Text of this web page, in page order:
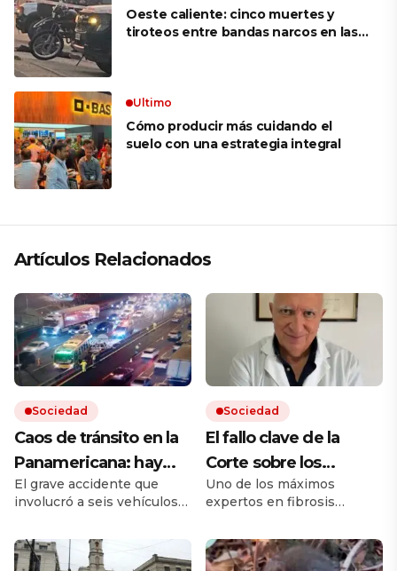
Oeste caliente: cinco muertes y
tiroteos entre bandas narcos en las
Ultimo
Cómo producir más cuidando el
suelo con una estrategia integral
Artículos Relacionados
Sociedad
Caos de tránsito en la
Panamericana: hay
cinco heridos por un
choque múltiple
El grave accidente que
involucró a seis vehículos
25 de la autopista, en
sentido hacia la Provincia
Sociedad
El fallo clave de la
Corte sobre los
remedios, el mensaje
de un referente
médico y otro posible
conflicto en puerta
Uno de los máximos
expertos en fibrosis
cobertura en salud sea
sobre un remedio más